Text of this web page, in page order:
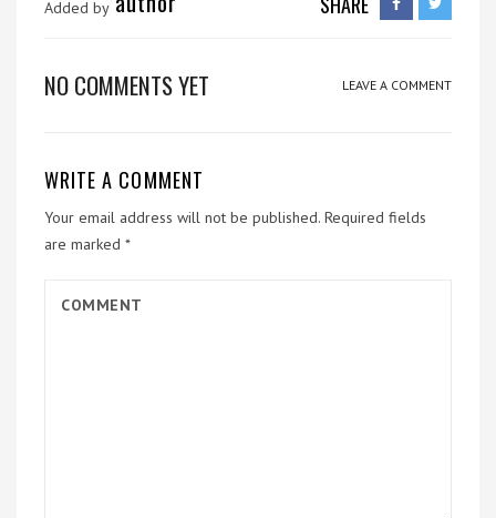
Added by
NO COMMENTS YET LEAVE A COMMENT
WRITE A COMMENT
Your email address will not be published. Required fields
are marked *